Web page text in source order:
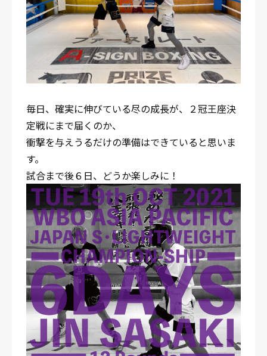
毎日、確実に伸びている尽の成長が、２冠王座決
定戦にまで届くのか、
衝撃を与えうるだけの準備はできていると思いま
す。
試合まで後６日、どうか楽しみに！